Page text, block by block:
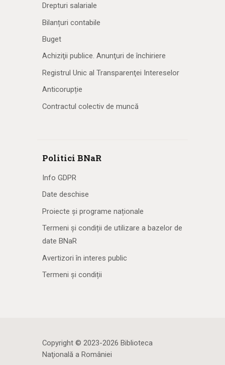
Drepturi salariale
Bilanțuri contabile
Buget
Achiziţii publice. Anunţuri de închiriere
Registrul Unic al Transparenţei Intereselor
Anticorupție
Contractul colectiv de muncă
Politici BNaR
Info GDPR
Date deschise
Proiecte și programe naționale
Termeni și condiții de utilizare a bazelor de
date BNaR
Avertizori în interes public
Termeni și condiții
Copyright © 2023-2026 Biblioteca
Naţională a României